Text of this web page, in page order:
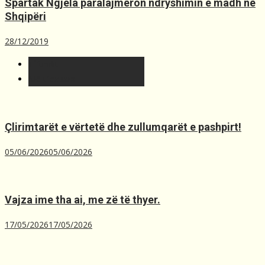
Shqipëri
28/12/2019
Çlirimtarët e vërtetë dhe zullumqarët e pashpirt!
05/06/202605/06/2026
Vajza ime tha ai, me zë të thyer.
17/05/202617/05/2026